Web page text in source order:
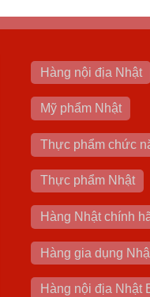
Hàng nội địa Nhật
Mỹ phẩm Nhật
Thực phẩm chức
Thực phẩm Nhật
Hàng Nhật chính
Hàng gia dụng
Hàng nội địa Nhật